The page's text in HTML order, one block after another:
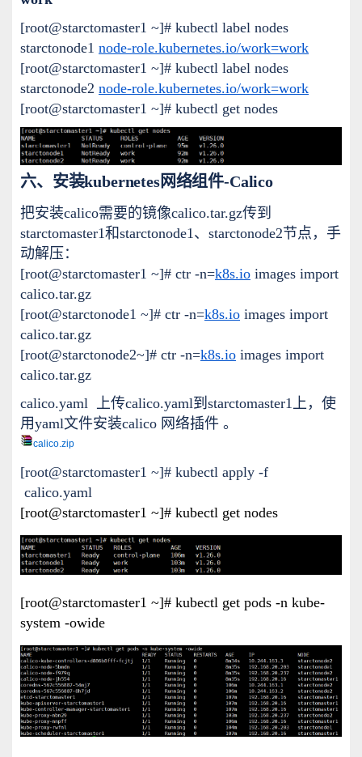
[root@starctomaster1 ~]# kubectl label nodes
starctonode1 node-role.kubernetes.io/work=work
[root@starctomaster1 ~]# kubectl label nodes
starctonode2 node-role.kubernetes.io/work=work
[root@starctomaster1 ~]# kubectl get nodes
六、安装kubernetes网络组件-Calico
把安装calico需要的镜像calico.tar.gz传到
starctomaster1和starctonode1、starctonode2节点，手
动解压：
[root@starctomaster1 ~]# ctr -n=k8s.io images import
calico.tar.gz
[root@starctonode1 ~]# ctr -n=k8s.io images import
calico.tar.gz
[root@starctonode2~]# ctr -n=k8s.io images import
calico.tar.gz
calico.yaml 上传calico.yaml到starctomaster1上，使
用yaml文件安装calico 网络插件 。
calico.zip
[root@starctomaster1 ~]# kubectl apply -f
calico.yaml
[root@starctomaster1 ~]# kubectl get nodes
[root@starctomaster1 ~]# kubectl get pods -n kube-
system -owide